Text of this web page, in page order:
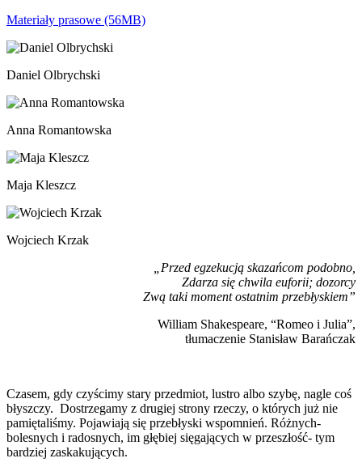
Materiały prasowe (56MB)
Daniel Olbrychski
Anna Romantowska
Maja Kleszcz
Wojciech Krzak
„Przed egzekucją skazańcom podobno,
Zdarza się chwila euforii; dozorcy
Zwą taki moment ostatnim przebłyskiem”
William Shakespeare, “Romeo i Julia”,
tłumaczenie Stanisław Barańczak
Czasem, gdy czyścimy stary przedmiot, lustro albo szybę, nagle coś
błyszczy. Dostrzegamy z drugiej strony rzeczy, o których już nie
pamiętaliśmy. Pojawiają się przebłyski wspomnień. Różnych-
bolesnych i radosnych, im głębiej sięgających w przeszłość- tym
bardziej zaskakujących.